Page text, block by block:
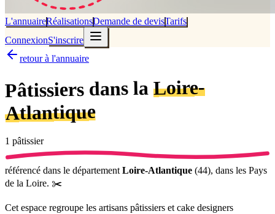
L'annuaireRéalisationsDemande de devisTarifs
ConnexionS'inscrire
retour à l'annuaire
Pâtissiers dans la Loire-
Atlantique
1 pâtissier
référencé dans le département Loire-Atlantique (44), dans les Pays
de la Loire. ✂️
Cet espace regroupe les artisans pâtissiers et cake designers